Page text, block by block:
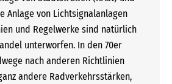
Anlage von Lichtsignalanlagen
und Regelwerke sind natürlich
unterworfen. In den 70er
nach anderen Richtlinien
andere Radverkehrsstärken,